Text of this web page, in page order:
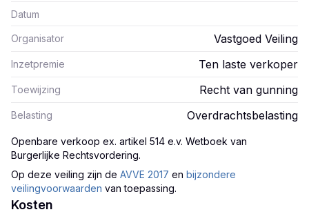
Datum
Organisator Vastgoed Veiling
Inzetpremie Ten laste verkoper
Toewijzing Recht van gunning
Belasting Overdrachtsbelasting
Openbare verkoop ex. artikel 514 e.v. Wetboek van
Burgerlijke Rechtsvordering.
Op deze veiling zijn de AVVE 2017 en bijzondere
veilingvoorwaarden van toepassing.
Kosten